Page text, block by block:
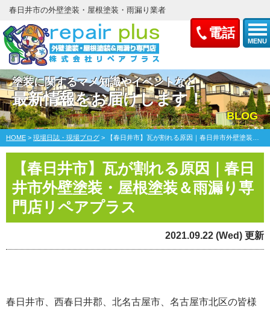
電話
MENU
春日井市の外壁塗装・屋根塗装・雨漏り業者
塗装に関するマメ知識やイベントなど
最新情報をお届けします！
BLOG
HOME > 現場日誌・現場ブログ > 【春日井市】瓦が割れる原因｜春日井市外壁塗装・屋根塗装＆雨漏り専門店リペアプラス
【春日井市】瓦が割れる原因｜春日
井市外壁塗装・屋根塗装＆雨漏り専
門店リペアプラス
2021.09.22 (Wed) 更新
春日井市、西春日井郡、北名古屋市、名古屋市北区の皆様